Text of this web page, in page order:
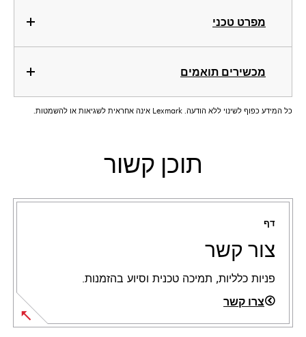
מפרט טכני
מכשירים תואמים
כל המידע כפוף לשינוי ללא הודעה. Lexmark אינה אחראית לשגיאות או להשמטות.
תוכן קשור
דף
צור קשר
פניות כלליות, תמיכה טכנית וסיוע בהזמנות.
צרו קשר